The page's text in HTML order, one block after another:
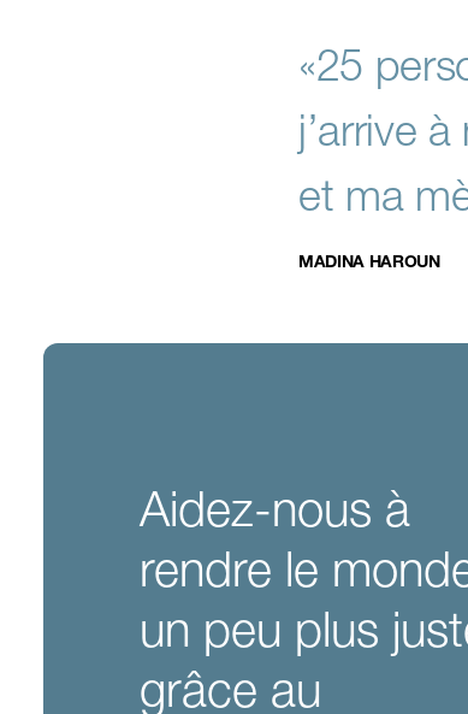
«25
j’arrive
et ma
MADINA HAROUN
Aidez-nous à
rendre le
un peu plus
grâce au